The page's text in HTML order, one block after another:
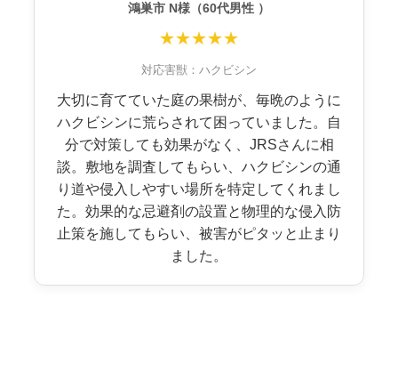
鴻巣市 N様（60代男性 ）
★★★★★
対応害獣：ハクビシン
大切に育てていた庭の果樹が、毎晩のように
ハクビシンに荒らされて困っていました。自
分で対策しても効果がなく、JRSさんに相
談。敷地を調査してもらい、ハクビシンの通
り道や侵入しやすい場所を特定してくれまし
た。効果的な忌避剤の設置と物理的な侵入防
止策を施してもらい、被害がピタッと止まり
ました。